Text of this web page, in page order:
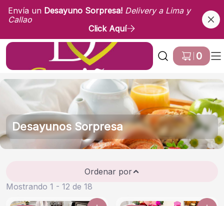
Envía un Desayuno Sorpresa! Delivery a Lima y
Callao
Click Aquí
Ir a Inicio
0
Desayunos Sorpresa
Mostrando 1 - 12 de 18
Ordenar por